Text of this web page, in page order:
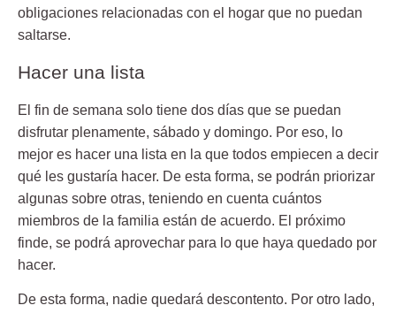
obligaciones relacionadas con el hogar que no puedan
saltarse.
Hacer una lista
El fin de semana solo tiene dos días que se puedan
disfrutar plenamente, sábado y domingo. Por eso, lo
mejor es hacer una lista en la que todos empiecen a decir
qué les gustaría hacer. De esta forma, se podrán priorizar
algunas sobre otras, teniendo en cuenta cuántos
miembros de la familia están de acuerdo. El próximo
finde, se podrá aprovechar para lo que haya quedado por
hacer.
De esta forma, nadie quedará descontento. Por otro lado,